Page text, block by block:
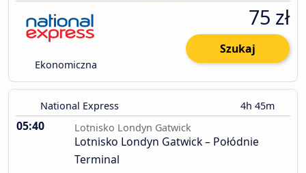
Ekonomiczna
75 zł
Szukaj
National Express 4h 45m
05:40 Lotnisko Londyn Gatwick
Lotnisko Londyn Gatwick – Połódnie
Terminal